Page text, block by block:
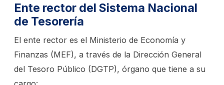
Ente rector del Sistema Nacional
de Tesorería
El ente rector es el Ministerio de Economía y
Finanzas (MEF), a través de la Dirección General
del Tesoro Público (DGTP), órgano que tiene a su